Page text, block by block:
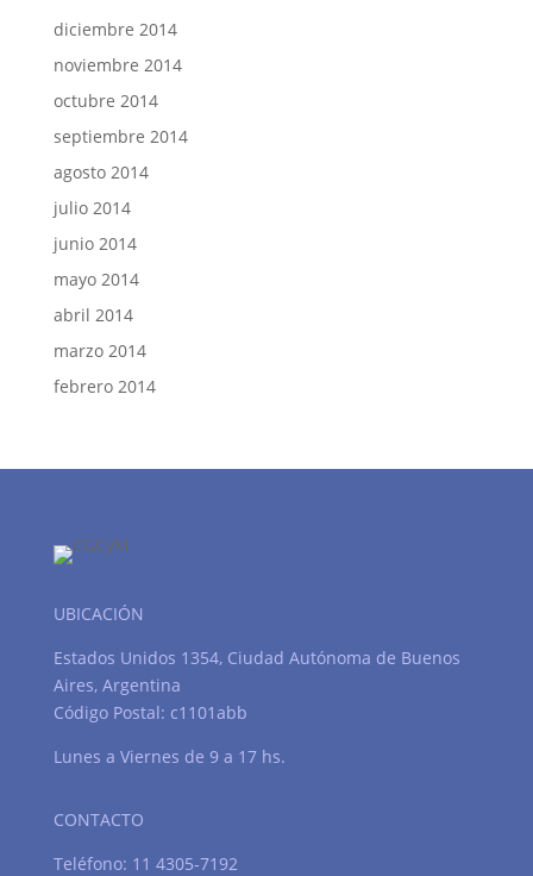
diciembre 2014
noviembre 2014
octubre 2014
septiembre 2014
agosto 2014
julio 2014
junio 2014
mayo 2014
abril 2014
marzo 2014
febrero 2014
UBICACIÓN
Estados Unidos 1354, Ciudad Autónoma de Buenos
Aires, Argentina
Código Postal: c1101abb
Lunes a Viernes de 9 a 17 hs.
CONTACTO
Teléfono: 11 4305-7192